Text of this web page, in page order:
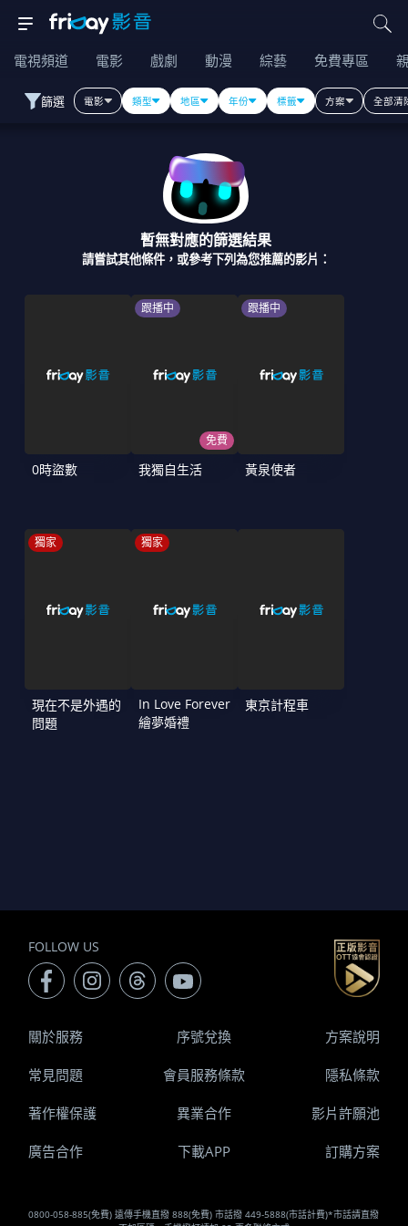
電視頻道 電影 戲劇 動漫 綜藝 免費專區
篩選 電影 類型 地區 年份 標籤 方案 全部清
暫無對應的篩選結果
請嘗試其他條件，或參考下列為您推薦的影片：
0時盜數
跟播中
免費
我獨自生活
跟播中
黃泉使者
獨家
現在不是外遇的
問題
獨家
In Love Forever
繪夢婚禮
東京計程車
FOLLOW US
0800-058-885(免費) 遠傳手機直撥 888(免費) 市話撥 449-5888(市話計費)*市話請直撥
關於服務 序號兌換 方案說明
常見問題 會員服務條款 隱私條款
著作權保護 異業合作 影片許願池
廣告合作 下載APP 訂購方案